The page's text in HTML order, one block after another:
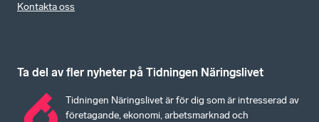
Kontakta oss
Ta del av fler nyheter på Tidningen Näringslivet
Tidningen Näringslivet är för dig som är intresserad av
företagande, ekonomi, arbetsmarknad och